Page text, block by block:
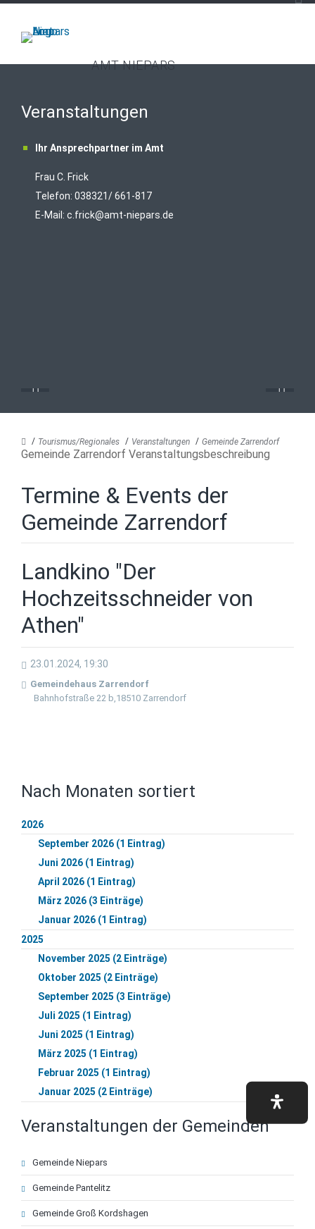
AMT NIEPARS
Veranstaltungen
Ihr Ansprechpartner im Amt
Frau C. Frick
Telefon: 038321/ 661-817
E-Mail: c.frick@amt-niepars.de
Tourismus/Regionales Veranstaltungen Gemeinde Zarrendorf
Gemeinde Zarrendorf Veranstaltungsbeschreibung
Termine & Events der
Gemeinde Zarrendorf
Landkino "Der
Hochzeitsschneider von
Athen"
23.01.2024, 19:30
Gemeindehaus Zarrendorf
Bahnhofstraße 22 b,18510 Zarrendorf
Nach Monaten sortiert
2026
September 2026 (1 Eintrag)
Juni 2026 (1 Eintrag)
April 2026 (1 Eintrag)
März 2026 (3 Einträge)
Januar 2026 (1 Eintrag)
2025
November 2025 (2 Einträge)
Oktober 2025 (2 Einträge)
September 2025 (3 Einträge)
Juli 2025 (1 Eintrag)
Juni 2025 (1 Eintrag)
März 2025 (1 Eintrag)
Februar 2025 (1 Eintrag)
Januar 2025 (2 Einträge)
Veranstaltungen der Gemeinden
Navigation
überspringen
Gemeinde Niepars
Gemeinde Pantelitz
Gemeinde Groß Kordshagen